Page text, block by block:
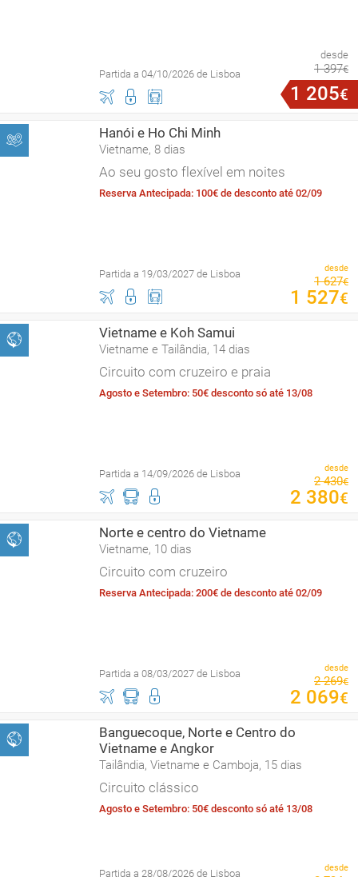
Partida a 04/10/2026 de Lisboa
desde
1 397€
1 205€
Hanói e Ho Chi Minh
Vietname, 8 dias
Ao seu gosto flexível em noites
Reserva Antecipada: 100€ de desconto até 02/09
Partida a 19/03/2027 de Lisboa desde
1 627€
1 527€
Vietname e Koh Samui
Vietname e Tailândia, 14 dias
Circuito com cruzeiro e praia
Agosto e Setembro: 50€ desconto só até 13/08
Partida a 14/09/2026 de Lisboa desde
2 430€
2 380€
Norte e centro do Vietname
Vietname, 10 dias
Circuito com cruzeiro
Reserva Antecipada: 200€ de desconto até 02/09
Partida a 08/03/2027 de Lisboa desde
2 269€
2 069€
Banguecoque, Norte e Centro do
Vietname e Angkor
Tailândia, Vietname e Camboja, 15 dias
Circuito clássico
Agosto e Setembro: 50€ desconto só até 13/08
Partida a 28/08/2026 de Lisboa desde